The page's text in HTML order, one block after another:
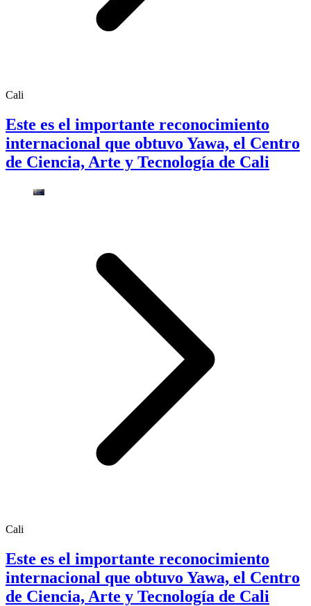
Cali
Este es el importante reconocimiento
internacional que obtuvo Yawa, el Centro
de Ciencia, Arte y Tecnología de Cali
Cali
Este es el importante reconocimiento
internacional que obtuvo Yawa, el Centro
de Ciencia, Arte y Tecnología de Cali